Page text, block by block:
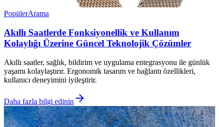
PopülerArama
Akıllı Saatlerde Fonksiyonellik ve Kullanım
Kolaylığı Üzerine Güncel Teknolojik Çözümler
Akıllı saatler, sağlık, bildirim ve uygulama entegrasyonu ile günlük
yaşamı kolaylaştırır. Ergonomik tasarım ve bağlantı özellikleri,
kullanıcı deneyimini iyileştirir.
Daha fazla bilgi edinin